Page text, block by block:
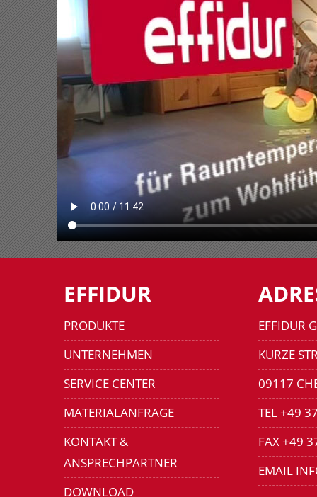
EFFIDUR
PRODUKTE
UNTERNEHMEN
SERVICE CENTER
MATERIALANFRAGE
KONTAKT &
ANSPRECHPARTNER
DOWNLOAD
EFFIDUR
KURZE
09117
TEL +49
FAX +49
EMAIL